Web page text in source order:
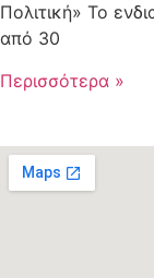
Πολιτική» Το
από 30
Περισσότερα »